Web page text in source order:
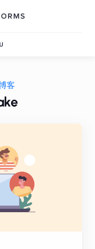
客